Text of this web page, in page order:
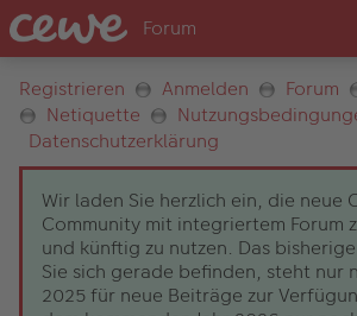
Registrieren Anmelden Forum
Netiquette
Datenschutzerklärung
Wir laden Sie herzlich ein, die neue
Community mit integriertem Forum
und künftig zu nutzen. Das
Sie sich gerade befinden, steht nur
2025 für neue Beiträge zur